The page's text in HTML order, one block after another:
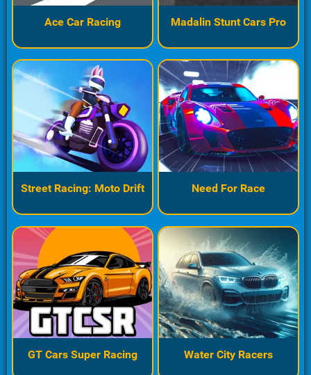
Ace Car Racing Madalin Stunt Cars Pro
Street Racing: Moto Drift Need For Race
GT Cars Super Racing Water City Racers